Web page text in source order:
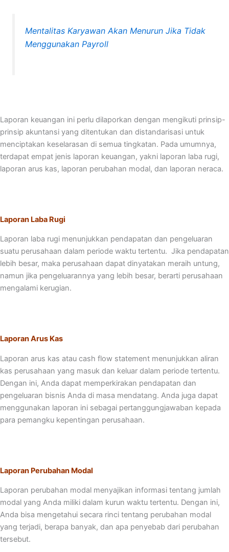
Mentalitas Karyawan Akan Menurun Jika Tidak
Menggunakan Payroll
Laporan keuangan ini perlu dilaporkan dengan mengikuti prinsip-
prinsip akuntansi yang ditentukan dan distandarisasi untuk
menciptakan keselarasan di semua tingkatan. Pada umumnya,
terdapat empat jenis laporan keuangan, yakni laporan laba rugi,
laporan arus kas, laporan perubahan modal, dan laporan neraca.
Laporan Laba Rugi
Laporan laba rugi menunjukkan pendapatan dan pengeluaran
suatu perusahaan dalam periode waktu tertentu. Jika pendapatan
lebih besar, maka perusahaan dapat dinyatakan meraih untung,
namun jika pengeluarannya yang lebih besar, berarti perusahaan
mengalami kerugian.
Laporan Arus Kas
Laporan arus kas atau cash flow statement menunjukkan aliran
kas perusahaan yang masuk dan keluar dalam periode tertentu.
Dengan ini, Anda dapat memperkirakan pendapatan dan
pengeluaran bisnis Anda di masa mendatang. Anda juga dapat
menggunakan laporan ini sebagai pertanggungjawaban kepada
para pemangku kepentingan perusahaan.
Laporan Perubahan Modal
Laporan perubahan modal menyajikan informasi tentang jumlah
modal yang Anda miliki dalam kurun waktu tertentu. Dengan ini,
Anda bisa mengetahui secara rinci tentang perubahan modal
yang terjadi, berapa banyak, dan apa penyebab dari perubahan
tersebut.